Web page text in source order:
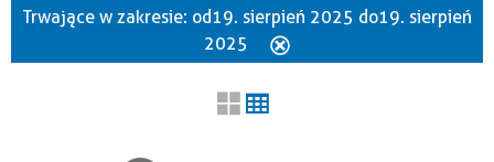
Szukana fraza
Trwające w zakresie: od 19. sierpień 2025 do 19. sierpień
2025